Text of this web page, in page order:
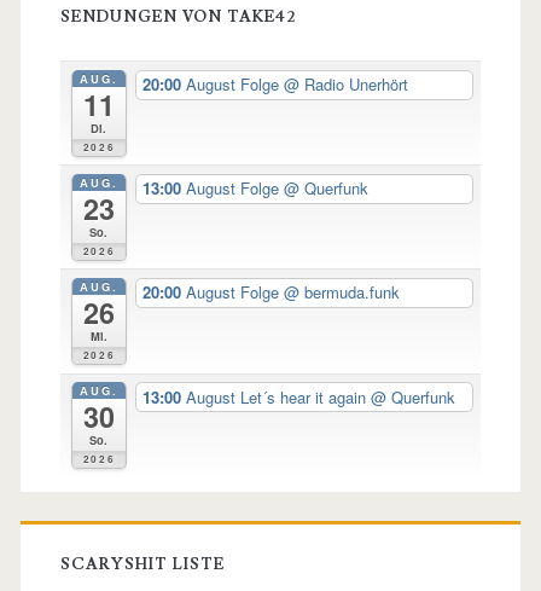
SENDUNGEN VON TAKE42
AUG.
11
Di.
2026
20:00August Folge@ Radio Unerhört
AUG.
23
So.
2026
13:00August Folge@ Querfunk
AUG.
26
Mi.
2026
20:00August Folge@ bermuda.funk
AUG.
30
So.
2026
13:00August Let´s hear it again@ Querfunk
SCARYSHIT LISTE